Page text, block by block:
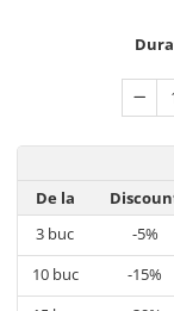
Articole pentru
Corpuri de iluminat
Articole si,
Pelerine, Umbrele
Videoproiectoare
De la
3 buc -5%
10buc -15%